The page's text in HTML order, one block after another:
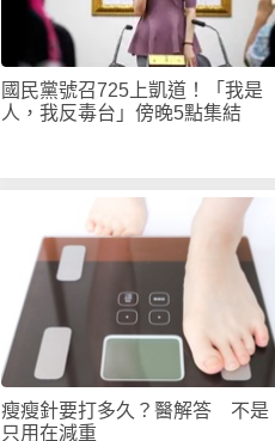
國民黨號召725上凱道！「我是
人，我反毒台」傍晚5點集結
瘦瘦針要打多久？醫解答 不是
只用在減重